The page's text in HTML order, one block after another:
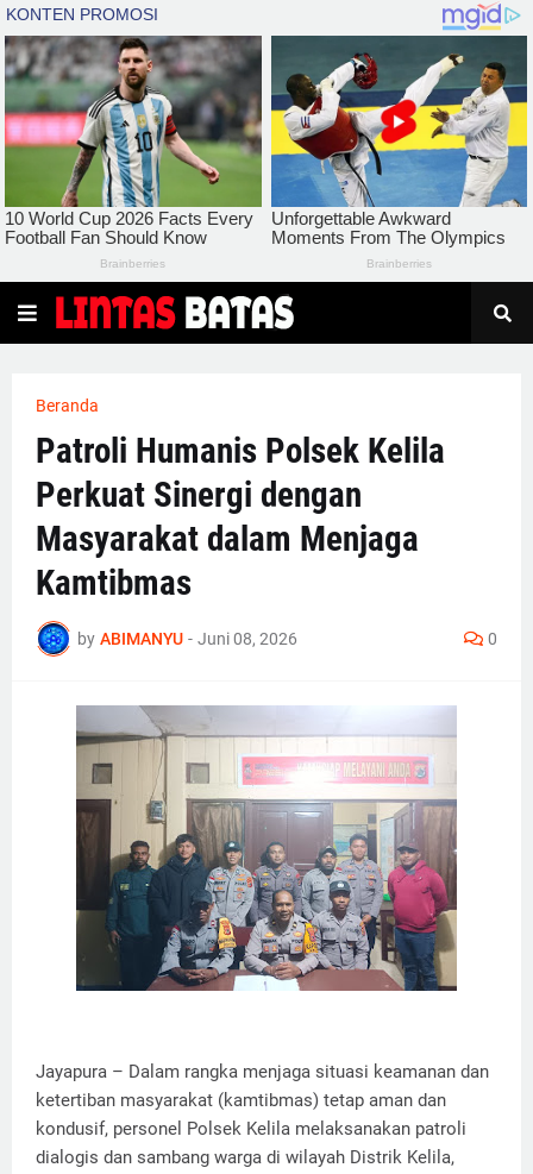
Beranda
Patroli Humanis Polsek Kelila
Perkuat Sinergi dengan
Masyarakat dalam Menjaga
Kamtibmas
by ABIMANYU - Juni 08, 2026 0
Jayapura – Dalam rangka menjaga situasi keamanan dan
ketertiban masyarakat (kamtibmas) tetap aman dan
kondusif, personel Polsek Kelila melaksanakan patroli
dialogis dan sambang warga di wilayah Distrik Kelila,